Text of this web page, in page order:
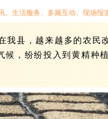
、生活服务、多频互动、现场
我县，越来越多的农民
候，纷纷投入到黄精种